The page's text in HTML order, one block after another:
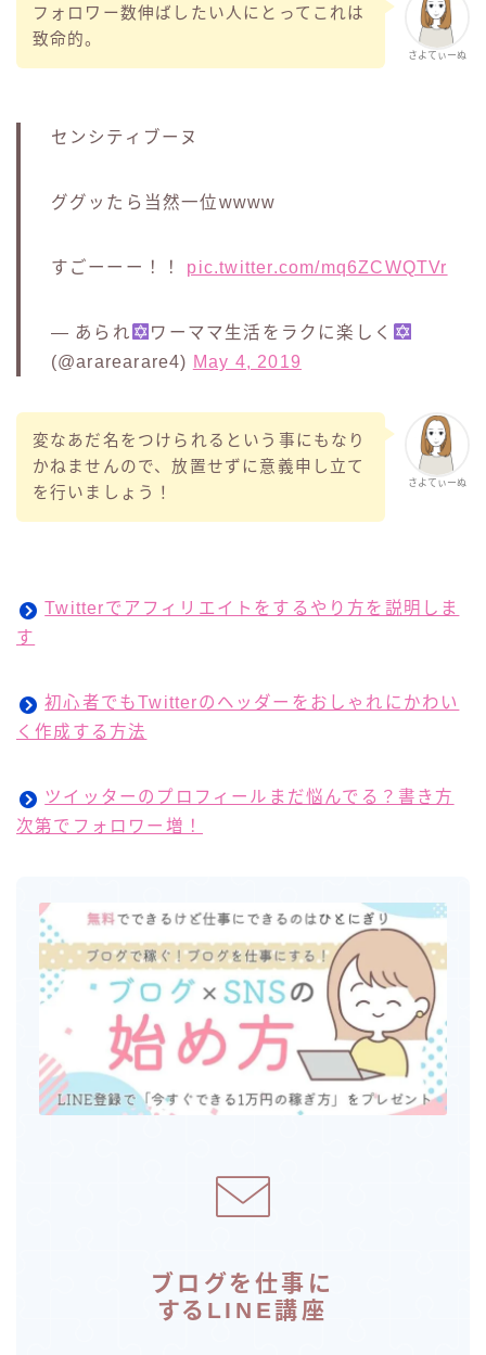
さよてぃーぬ
フォロワー数伸ばしたい人にとってこれは
致命的。
センシティブーヌ
ググッたら当然一位wwww
すごーーー！！ pic.twitter.com/mq6ZCWQTVr
— あられ
ワーママ生活をラクに楽しく
(@ararearare4) May 4, 2019
さよてぃーぬ
変なあだ名をつけられるという事にもなり
かねませんので、放置せずに意義申し立て
を行いましょう！
Twitterでアフィリエイトをするやり方を説明しま
す
初心者でもTwitterのヘッダーをおしゃれにかわい
く作成する方法
ツイッターのプロフィールまだ悩んでる？書き方
次第でフォロワー増！
ブログを仕事に
するLINE講座